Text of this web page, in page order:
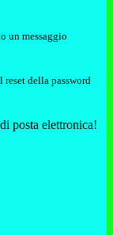
un messaggio
della password
posta elettronica!